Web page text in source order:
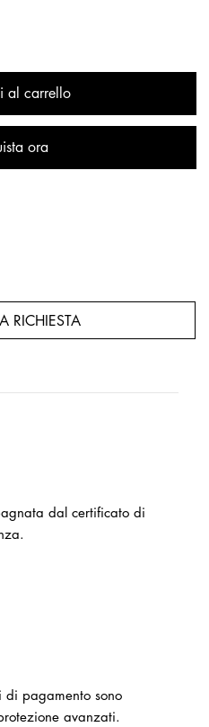
al carrello
ora
RICHIESTA
dal certificato di
di pagamento sono
avanzati.